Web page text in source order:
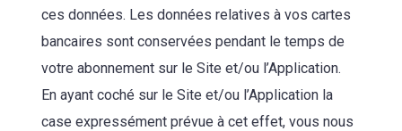
ces données. Les données relatives à vos cartes
bancaires sont conservées pendant le temps de
votre abonnement sur le Site et/ou l’Application.
En ayant coché sur le Site et/ou l’Application la
case expressément prévue à cet effet, vous nous